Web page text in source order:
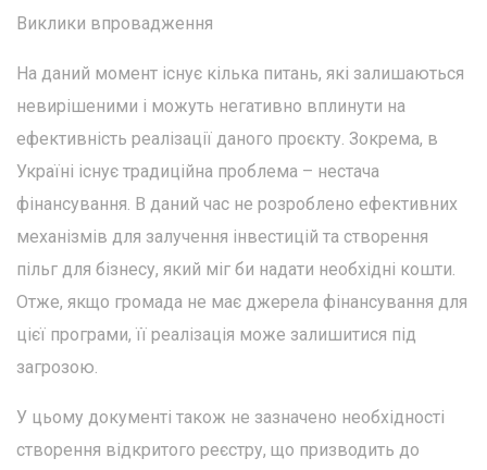
Виклики впровадження
На даний момент існує кілька питань, які залишаються
невирішеними і можуть негативно вплинути на
ефективність реалізації даного проєкту. Зокрема, в
Україні існує традиційна проблема – нестача
фінансування. В даний час не розроблено ефективних
механізмів для залучення інвестицій та створення
пільг для бізнесу, який міг би надати необхідні кошти.
Отже, якщо громада не має джерела фінансування для
цієї програми, її реалізація може залишитися під
загрозою.
У цьому документі також не зазначено необхідності
створення відкритого реєстру, що призводить до